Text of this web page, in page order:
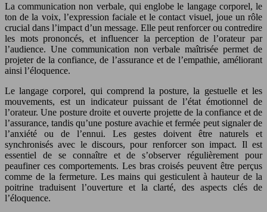
La communication non verbale, qui englobe le langage corporel, le
ton de la voix, l’expression faciale et le contact visuel, joue un rôle
crucial dans l’impact d’un message. Elle peut renforcer ou contredire
les mots prononcés, et influencer la perception de l’orateur par
l’audience. Une communication non verbale maîtrisée permet de
projeter de la confiance, de l’assurance et de l’empathie, améliorant
ainsi l’éloquence.
Le langage corporel, qui comprend la posture, la gestuelle et les
mouvements, est un indicateur puissant de l’état émotionnel de
l’orateur. Une posture droite et ouverte projette de la confiance et de
l’assurance, tandis qu’une posture avachie et fermée peut signaler de
l’anxiété ou de l’ennui. Les gestes doivent être naturels et
synchronisés avec le discours, pour renforcer son impact. Il est
essentiel de se connaître et de s’observer régulièrement pour
peaufiner ces comportements. Les bras croisés peuvent être perçus
comme de la fermeture. Les mains qui gesticulent à hauteur de la
poitrine traduisent l’ouverture et la clarté, des aspects clés de
l’éloquence.